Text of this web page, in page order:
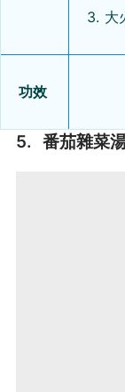
3. 大
功效
5. 番茄雜菜